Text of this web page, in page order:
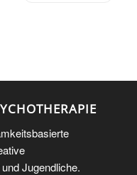
Jugendliche.